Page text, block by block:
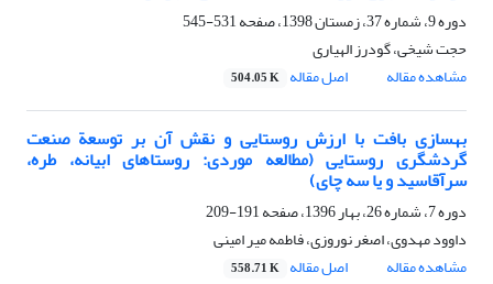
دوره 9، شماره 37، زمستان 1398، صفحه
531-545
حجت شیخی، گودرز الهیاری
مشاهده مقاله
اصل مقاله 504.05 K
بهسازی بافت با ارزش روستایی و نقش آن بر توسعة صنعت
گردشگری روستایی (مطالعه موردی: روستاهای ابیانه، طره،
سرآقاسید و یا سه چای)
دوره 7، شماره 26، بهار 1396، صفحه
191-209
داوود مهدوی، اصغر نوروزی، فاطمه میر امینی
مشاهده مقاله
اصل مقاله 558.71 K